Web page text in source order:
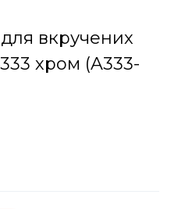
вкручених
хром (A333-